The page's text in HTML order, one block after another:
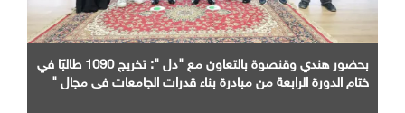
بحضور هندي وقنصوة بالتعاون مع "دل ": تخريج 1090 طالبًا في
ختام الدورة الرابعة من مبادرة بناء قدرات الجامعات في مجال "